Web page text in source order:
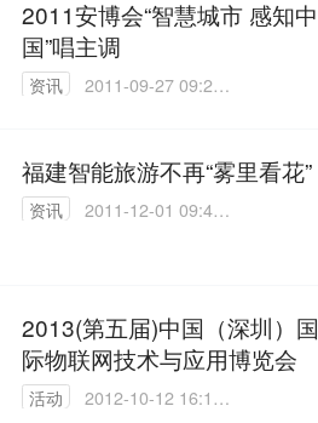
2011安博会“智慧城市 感知中
国”唱主调
资讯
2011-09-27 09:27:
福建智能旅游不再“雾里看花”
资讯
2011-12-01 09:46:
2013(第五届)中国（深圳）国
际物联网技术与应用博览会
活动
2012-10-12 16:16: